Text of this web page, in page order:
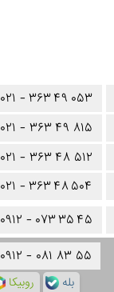
۰۲۱ - ۳۶۳۴۹ ۰۵۳
۰۲۱ - ۳۶۳ ۴۹ ۸۱۵
۰۲۱ - ۳۶۳ ۴۸ ۵۱۲
۰۲۱ - ۳۶۳۴۸۵۰۴
۰۹۱۲ - ۰۷۳۳۵ ۴۵
۰۹۱۲ - ۰۸۱ ۸۳ ۵۵
روبیکا بله